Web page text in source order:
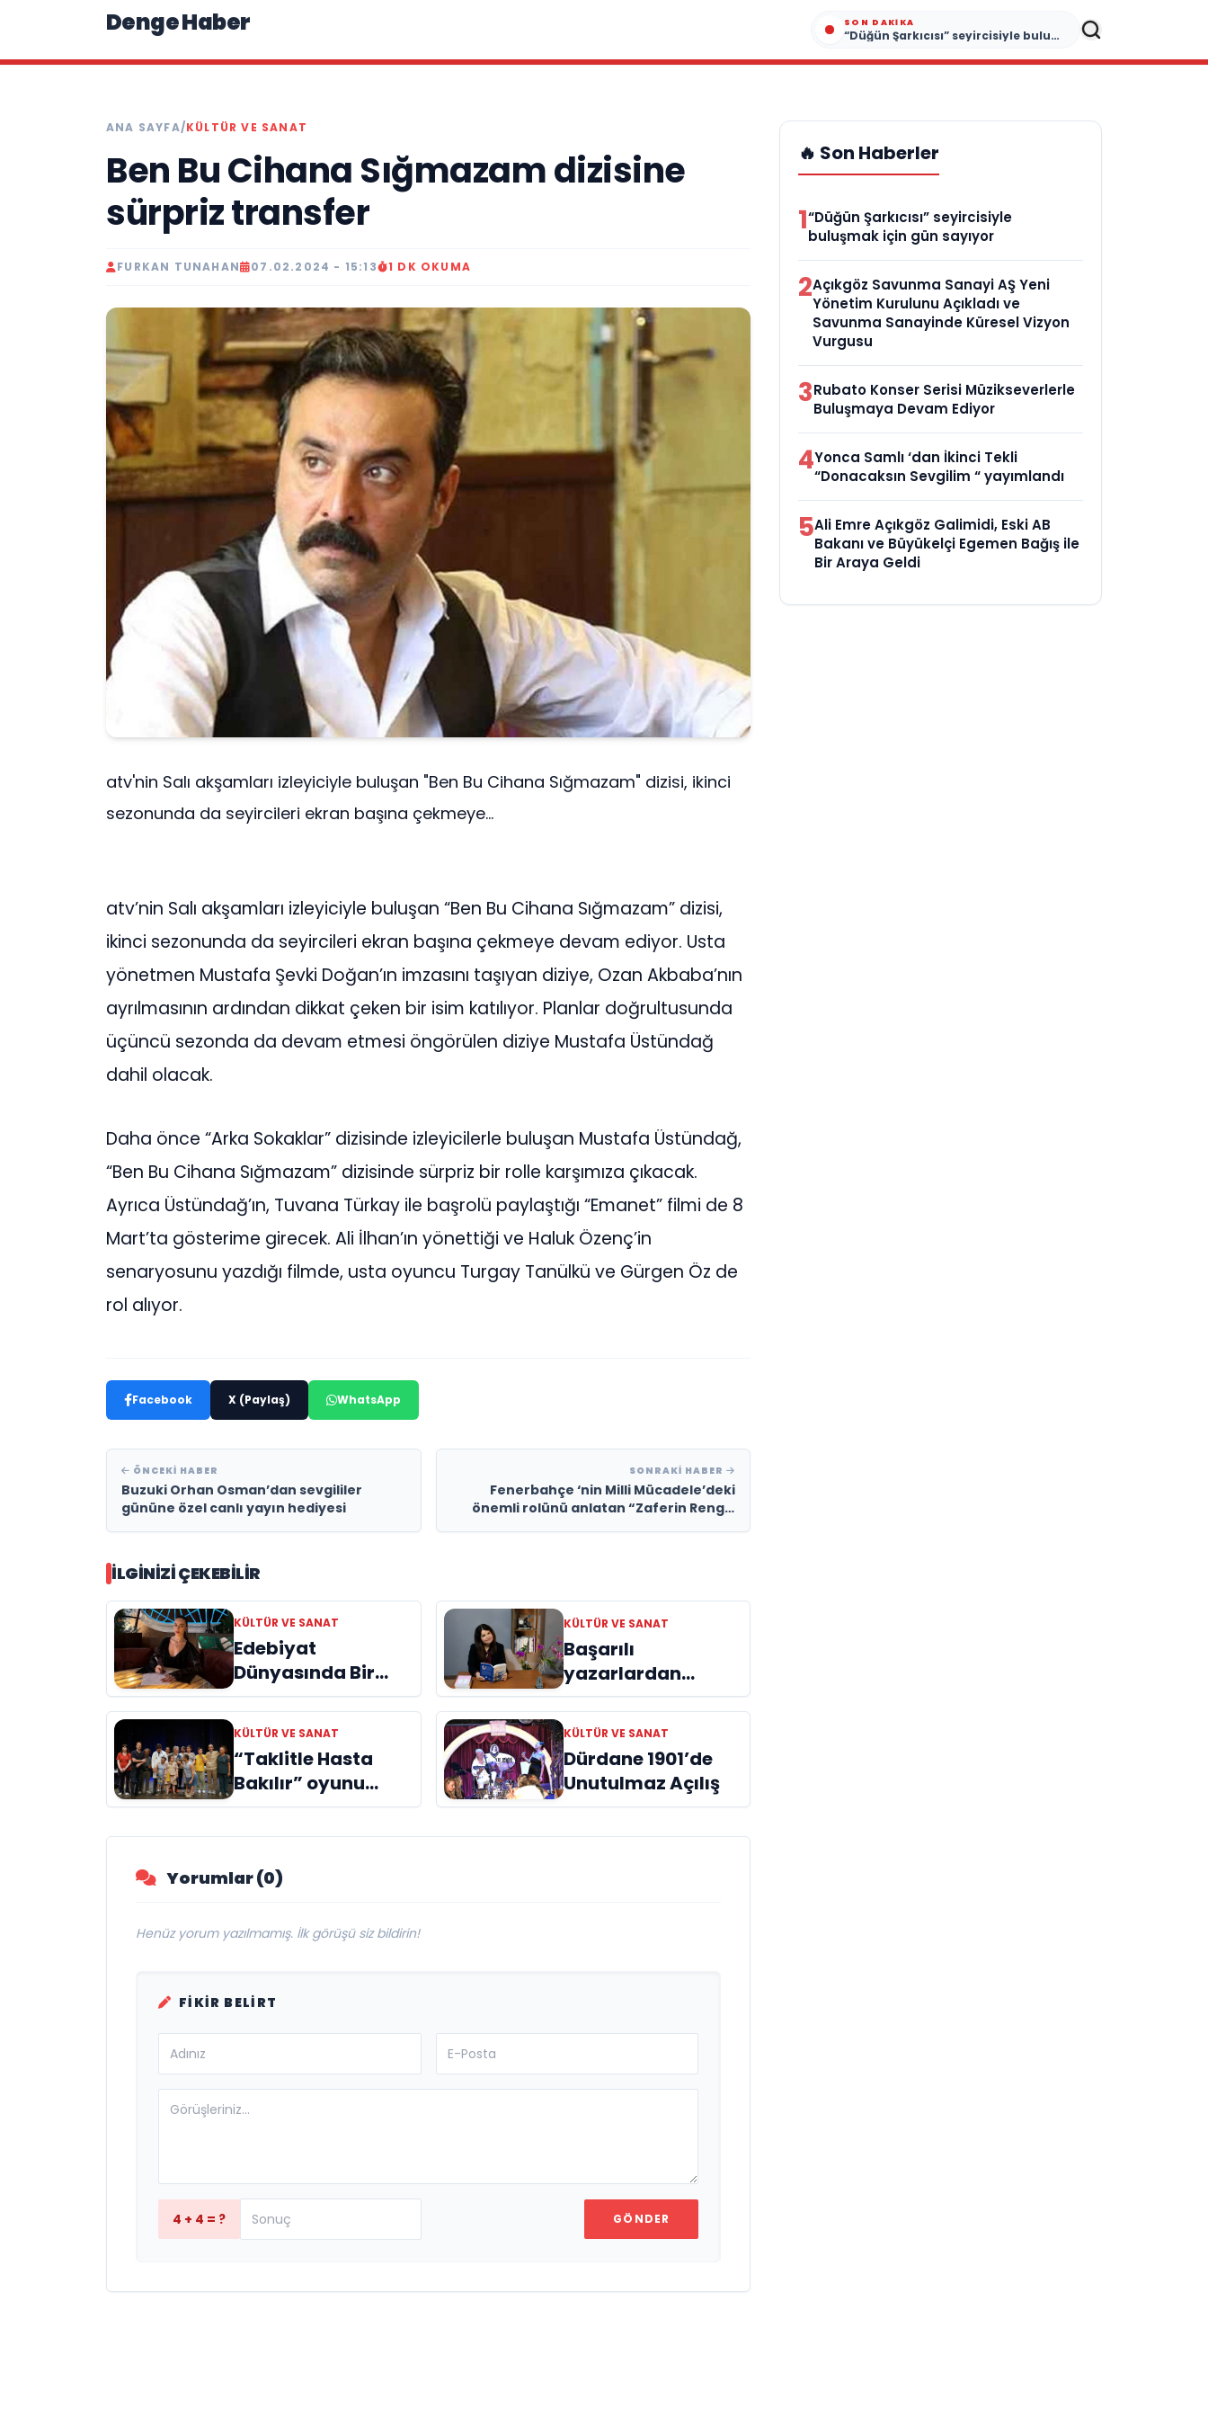
Denge Haber SON DAKIKA
“Düğün Şarkıcısı” seyircisiyle buluşmak için gün sayıyor
ANA SAYFA/KÜLTÜR VE SANAT
Ben Bu Cihana Sığmazam dizisine
sürpriz transfer
FURKAN TUNAHAN 07.02.2024 - 15:13 1 DK OKUMA
atv'nin Salı akşamları izleyiciyle buluşan "Ben Bu Cihana Sığmazam" dizisi, ikinci
sezonunda da seyircileri ekran başına çekmeye...
atv’nin Salı akşamları izleyiciyle buluşan “Ben Bu Cihana Sığmazam” dizisi,
ikinci sezonunda da seyircileri ekran başına çekmeye devam ediyor. Usta
yönetmen Mustafa Şevki Doğan’ın imzasını taşıyan diziye, Ozan Akbaba’nın
ayrılmasının ardından dikkat çeken bir isim katılıyor. Planlar doğrultusunda
üçüncü sezonda da devam etmesi öngörülen diziye Mustafa Üstündağ
dahil olacak.
Daha önce “Arka Sokaklar” dizisinde izleyicilerle buluşan Mustafa Üstündağ,
“Ben Bu Cihana Sığmazam” dizisinde sürpriz bir rolle karşımıza çıkacak.
Ayrıca Üstündağ’ın, Tuvana Türkay ile başrolü paylaştığı “Emanet” filmi de 8
Mart’ta gösterime girecek. Ali İlhan’ın yönettiği ve Haluk Özenç’in
senaryosunu yazdığı filmde, usta oyuncu Turgay Tanülkü ve Gürgen Öz de
rol alıyor.
Facebook X (Paylaş) WhatsApp
ÖNCEKI HABER
Buzuki Orhan Osman’dan sevgililer
gününe özel canlı yayın hediyesi
SONRAKI HABER
Fenerbahçe ‘nin Milli Mücadele’deki
önemli rolünü anlatan “Zaferin Rengi”
İLGINIZI ÇEKEBILIR
KÜLTÜR VE SANAT
Edebiyat
Dünyasında Bir
Genç Deha
Doğuyor: Dilruba
Engin ve Zift Karası
Evreni ‘AVENOİR’
KÜLTÜR VE SANAT
Başarılı
yazarlardan
Azime Savaş’tan
başucu kitabı
“Emanet”
raflardaki yerini
aldı
KÜLTÜR VE SANAT
“Taklitle Hasta
Bakılır” oyunu
engelleri sanatla
aştı
KÜLTÜR VE SANAT
Dürdane 1901’de
Unutulmaz Açılış
Yorumlar (0)
Henüz yorum yazılmamış. İlk görüşü siz bildirin!
FIKIR BELIRT
4 + 4 = ? GÖNDER
🔥 Son Haberler
1“Düğün Şarkıcısı” seyircisiyle
buluşmak için gün sayıyor
2Açıkgöz Savunma Sanayi AŞ Yeni
Yönetim Kurulunu Açıkladı ve
Savunma Sanayinde Küresel Vizyon
Vurgusu
3Rubato Konser Serisi Müzikseverlerle
Buluşmaya Devam Ediyor
4Yonca Samlı ‘dan İkinci Tekli
“Donacaksın Sevgilim “ yayımlandı
5Ali Emre Açıkgöz Galimidi, Eski AB
Bakanı ve Büyükelçi Egemen Bağış ile
Bir Araya Geldi